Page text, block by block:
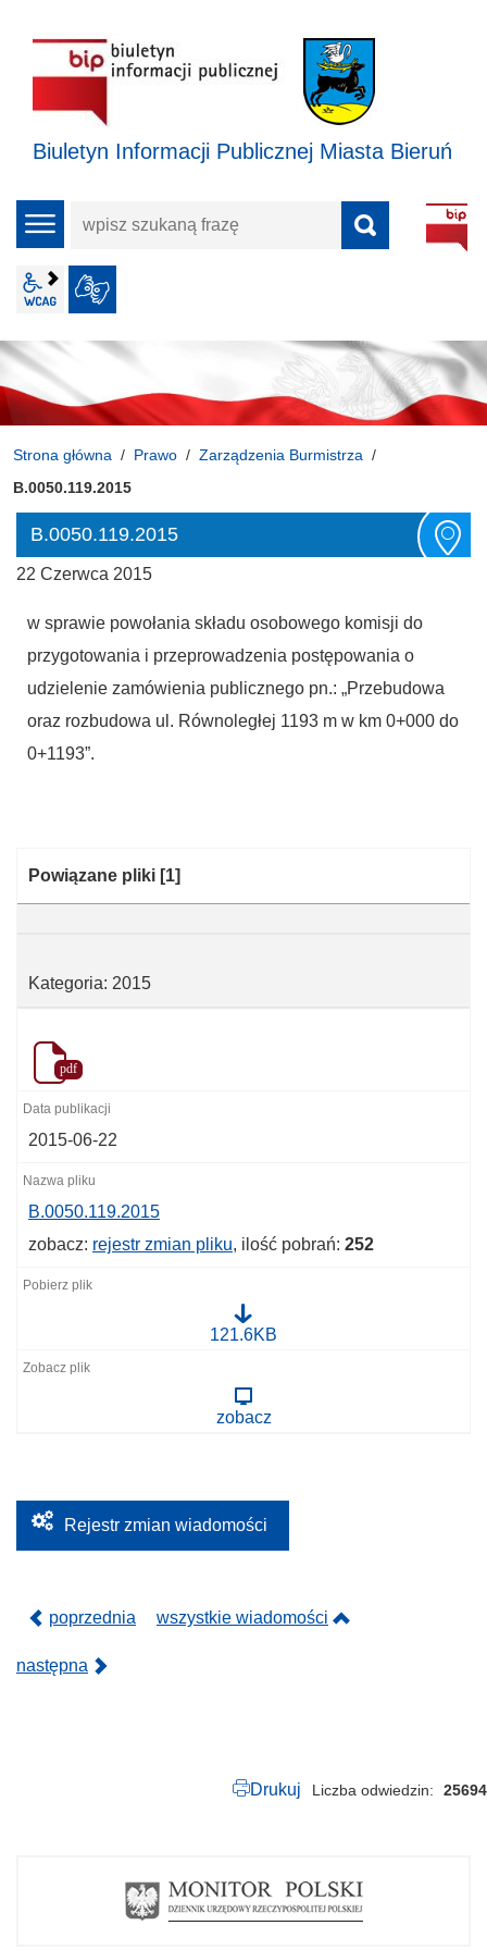
Biuletyn Informacji Publicznej Miasta Bieruń
menu
wpisz
frazę
wcag2.1
Strona główna Prawo
Zarządzenia Burmistrza
B.0050.119.2015
B.0050.119.2015
22 Czerwca 2015
w sprawie powołania składu osobowego komisji do
przygotowania i przeprowadzenia postępowania o
udzielenie zamówienia publicznego pn.: „Przebudowa
oraz rozbudowa ul. Równoległej 1193 m w km 0+000 do
0+1193”.
Kategoria:
Powiązane pliki [1]
Kategoria: 2015
pdf
2015-06-22
B.0050.119.2015
zobacz: rejestr zmian pliku, ilość pobrań: 252
0
2
121.6KB
zobacz
Rejestr zmian wiadomości
poprzednia wszystkie wiadomości
następna
Drukuj Liczba odwiedzin 25694